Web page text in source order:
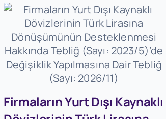
Firmaların Yurt Dışı Kaynaklı